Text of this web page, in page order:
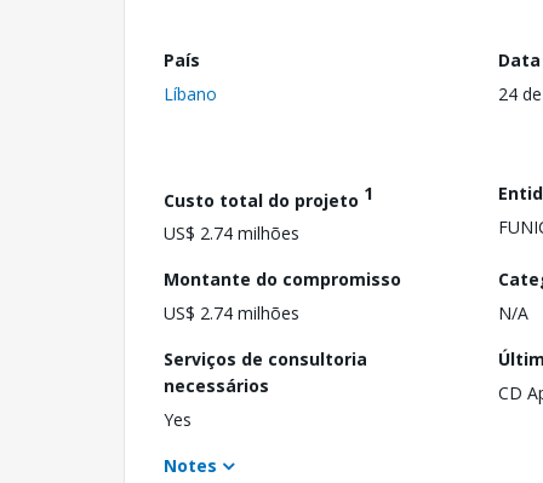
País
Líbano
24
Custo total do projeto 1
US$ 2.74 milhões
Montante do compromisso
US$ 2.74 milhões
N/A
Serviços de consultoria
necessários
Yes
CD
Notes